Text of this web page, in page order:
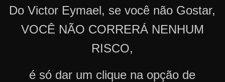
Do Victor Eymael, se você não Gostar,
VOCÊ NÃO CORRERÁ NENHUM
RISCO,
é só dar um clique na opção de